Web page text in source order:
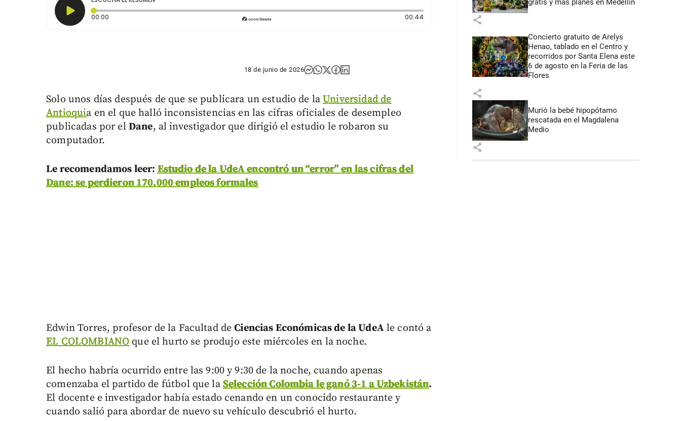
00:00
00:44Duración: 44 segundos
18 de junio de 2026
Solo unos días después de que se publicara un estudio de laUniversidad de
Antioquia en el que halló inconsistencias en las cifras oficiales de desempleo
publicadas por el Dane, al investigador que dirigió el estudio le robaron su
computador.
Le recomendamos leer:Estudio de la UdeA encontró un “error” en las cifras del
Dane: se perdieron 170.000 empleos formales
Edwin Torres, profesor de la Facultad deCiencias Económicas de la UdeAle contó a
EL COLOMBIANOque el hurto se produjo este miércoles en la noche.
El hecho habría ocurrido entre las 9:00 y 9:30 de la noche, cuando apenas
comenzaba el partido de fútbol que laSelección Colombia le ganó 3-1 a Uzbekistán.
El docente e investigador había estado cenando en un conocido restaurante y
cuando salió para abordar de nuevo su vehículo descubrió el hurto.
gratis y más planes en Medellín
share
Concierto gratuito de Arelys
Henao, tablado en el Centro y
recorridos por Santa Elena este
6 de agosto en la Feria de las
Flores
share
Murió la bebé hipopótamo
rescatada en el Magdalena
Medio
share